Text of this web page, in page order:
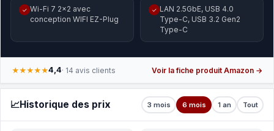
✓ Wi-Fi 7 2x2 avec
conception WIFI EZ-Plug
✓ LAN 2.5GbE, USB 4.0
Type-C, USB 3.2 Gen2
Type-C
★★★★★4,4· 14 avis clients Voir la fiche produit Amazon →
📈Historique des prix 3 mois 6 mois 1 an Tout